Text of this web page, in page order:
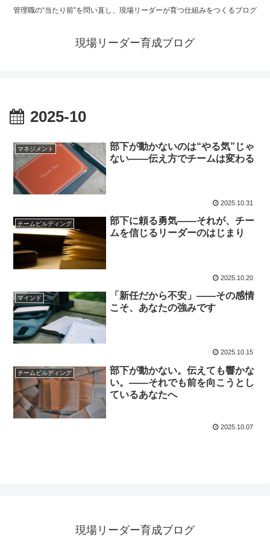
管理職の“当たり前”を問い直し、現場リーダーが育つ仕組みをつくるブログ
現場リーダー育成ブログ
2025-10
マネジメント
部下が動かないのは“やる気”じゃ
ない——伝え方でチームは変わる
2025.10.31
チームビルディング
部下に頼る勇気——それが、チー
ムを信じるリーダーのはじまり
2025.10.20
マインド
「新任だから不安」——その感情
こそ、あなたの強みです
2025.10.15
チームビルディング
部下が動かない。伝えても響かな
い。——それでも前を向こうとし
ているあなたへ
2025.10.07
現場リーダー育成ブログ